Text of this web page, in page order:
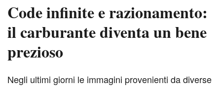
Code infinite e razionamento:
il carburante diventa un bene
prezioso
Negli ultimi giorni le immagini provenienti da diverse